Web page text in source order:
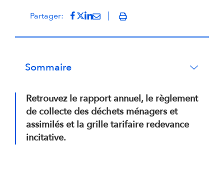
Partager: Partager sur Facebook
(s'ouvre dans un nouvel onglet)
Partager sur Twitter
(s'ouvre dans un nouvel onglet)
Partager sur LinkedIn
(s'ouvre dans un nouvel onglet)
Partager par mail
(s'ouvre dans un nouvel
Imprimer
Sommaire
Retrouvez le rapport annuel, le règlement
de collecte des déchets ménagers et
assimilés et la grille tarifaire redevance
incitative.